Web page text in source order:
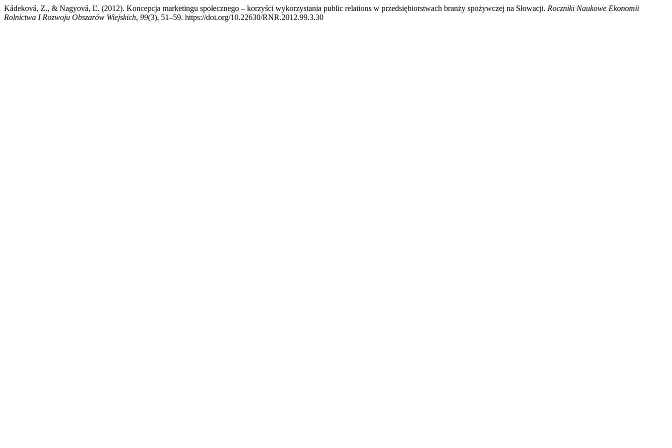
Kádeková, Z., & Nagyová, Ľ. (2012). Koncepcja marketingu społecznego – korzyści wykorzystania public relations w przedsiębiorstwach branży spożywczej na Słowacji. Roczniki Naukowe Ekonomii
Rolnictwa I Rozwoju Obszarów Wiejskich, 99(3), 51–59. https://doi.org/10.22630/RNR.2012.99.3.30